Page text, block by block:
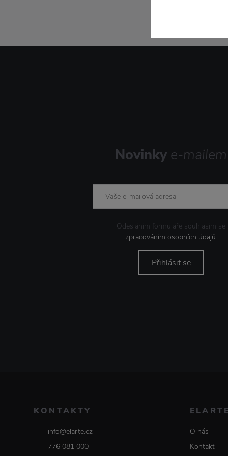
Novinky e-mailem
Odesláním formuláře souhlasím se
zpracováním osobních údajů.
Přihlásit se
KONTAKTY
info@elarte.cz
776 081 000
O nás
Kontakt